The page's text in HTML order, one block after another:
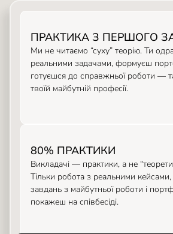
ПРАКТИКА З ПЕРШОГО
Ми не читаємо “суху” теорію. Ти
реальними задачами, формуєш
готуєшся до справжньої роботи —
твоїй майбутній професії.
80% ПРАКТИКИ
Викладачі — практики, а не
Тільки робота з реальними кейсами,
завдань з майбутньої роботи і
покажеш на співбесіді.